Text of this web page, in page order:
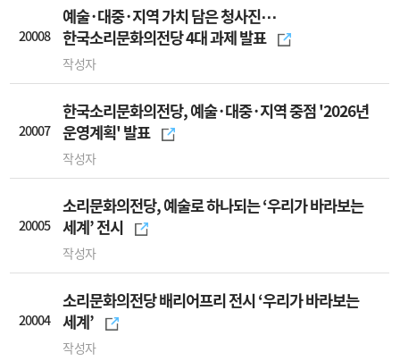
20008
예술·대중·지역 가치 담은 청사진⋯
한국소리문화의전당 4대 과제 발표
작성자
20007
한국소리문화의전당, 예술·대중·지역 중점 '2026년
운영계획' 발표
작성자
20005
소리문화의전당, 예술로 하나되는 ‘우리가 바라보는
세계’ 전시
작성자
20004
소리문화의전당 배리어프리 전시 ‘우리가 바라보는
세계’
작성자